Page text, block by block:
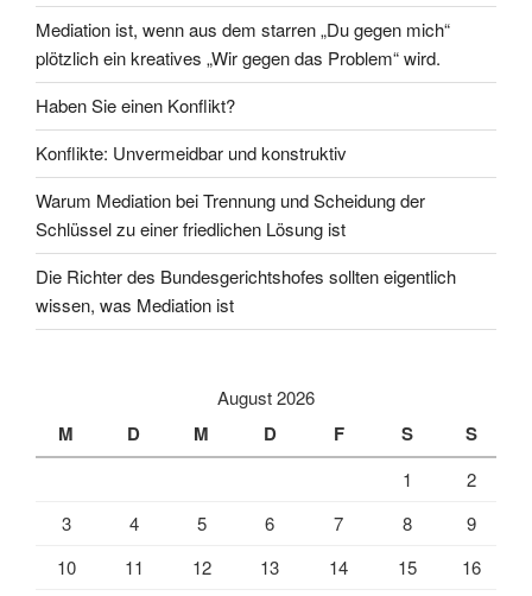
Mediation ist, wenn aus dem starren „Du gegen mich“
plötzlich ein kreatives „Wir gegen das Problem“ wird.
Haben Sie einen Konflikt?
Konflikte: Unvermeidbar und konstruktiv
Warum Mediation bei Trennung und Scheidung der
Schlüssel zu einer friedlichen Lösung ist
Die Richter des Bundesgerichtshofes sollten eigentlich
wissen, was Mediation ist
August 2026
M D M D F S S
1
2
3
4 5 6 7 8
9
10
11 12 13 14 15
16